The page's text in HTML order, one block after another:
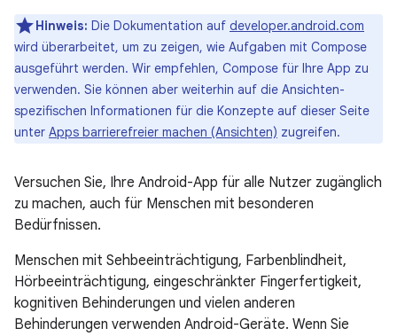
Hinweis: Die Dokumentation auf developer.android.com
wird überarbeitet, um zu zeigen, wie Aufgaben mit Compose
ausgeführt werden. Wir empfehlen, Compose für Ihre App zu
verwenden. Sie können aber weiterhin auf die Ansichten-
spezifischen Informationen für die Konzepte auf dieser Seite
unter Apps barrierefreier machen (Ansichten) zugreifen.
Versuchen Sie, Ihre Android-App für alle Nutzer zugänglich
zu machen, auch für Menschen mit besonderen
Bedürfnissen.
Menschen mit Sehbeeinträchtigung, Farbenblindheit,
Hörbeeinträchtigung, eingeschränkter Fingerfertigkeit,
kognitiven Behinderungen und vielen anderen
Behinderungen verwenden Android-Geräte. Wenn Sie